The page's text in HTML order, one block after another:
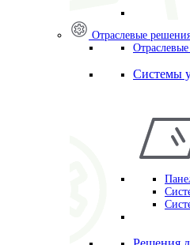
Отраслевые
Системы